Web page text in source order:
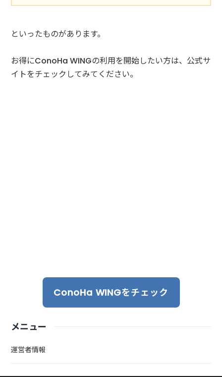
といったものがあります。
お得にConoHa WINGの利用を開始したい方は、公式サ
イトをチェックしてみてください。
ConoHa WINGをチェック
メニュー
運営者情報